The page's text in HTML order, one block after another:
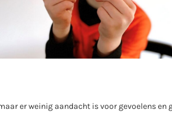
er weinig aandacht is voor gevoelens en